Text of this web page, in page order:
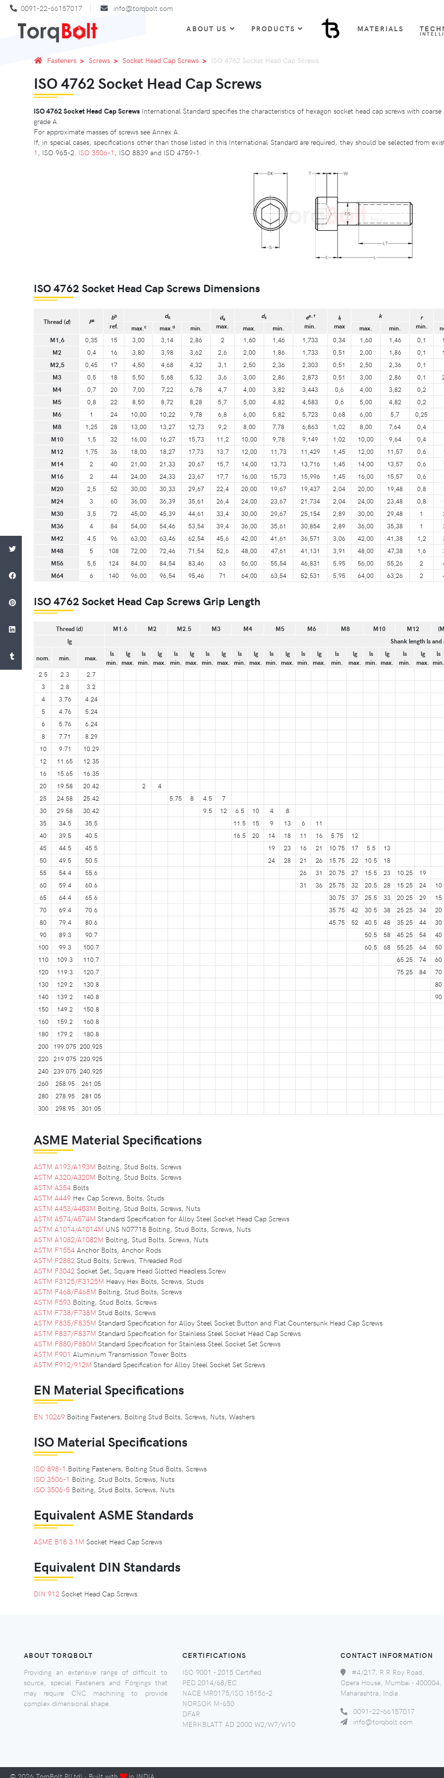
0091-22-66157017 info@torqbolt.com
ABOUT US PRODUCTS MATERIALS
Fasteners Screws Socket Head Cap Screws ISO 4762 Socket Head Cap Screws
ISO 4762 Socket Head Cap Screws
ISO 4762 Socket Head Cap ScrewsInternational Standard specifies the characteristics of hexagon socket head cap screws with
grade A.
For approximate masses of screws see Annex A.
If, in special cases, specifications other than those listed in this International Standard are required, they should be selected from
1 , ISO 965-2. ISO 3506-1 , ISO 8839 and ISO 4759-1.
ISO 4762 Socket Head Cap Screws Dimensions
Thread (d) Pa bb
ref.
dk da
max.
ds ee, f
min.
lf
max
k
r
min.
max. c max. d min. max. min. max. min.
M1,6
0,35 15 3,00 3,14 2,86 2 1,60 1,46 1,733 0,34 1,60 1,46 0,1
M2
0,4 16 3,80 3,98 3,62 2,6 2,00 1,86 1,733 0,51 2,00 1,86 0,1
M2,5
0,45 17 4,50 4,68 4,32 3,1 2,50 2,36 2,303 0,51 2,50 2,36
0,1
M3
0,5 18 5,50 5,68 5,32 3,6 3,00 2,86 2,873 0,51 3,00 2,86 0,1
M4
0,7 20 7,00 7,22 6,78 4,7 4,00 3,82 3,443 0,6 4,00 3,82
0,2
M5
0,8 22 8,50 8,72 8,28 5,7 5,00 4,82 4,583 0,6 5,00 4,82
0,2
M6
1 24 10,00 10,22 9,78 6,8 6,00 5,82 5,723 0,68 6,00 5,7
0,25
M8
1,25 28 13,00 13,27 12,73 9,2 8,00 7,78 6,863 1,02 8,00 7,64
0,4
M10
1,5 32 16,00 16,27 15,73 11,2 10,00 9,78 9,149 1,02 10,00 9,64
0,4
M12
1,75 36 18,00 18,27 17,73 13,7 12,00 11,73 11,429 1,45 12,00 11,57 0,6
M14
2 40 21,00 21,33 20,67 15,7 14,00 13,73 13,716 1,45 14,00 13,57 0,6
M16
2 44 24,00 24,33 23,67 17,7 16,00 15,73 15,996 1,45 16,00 15,57 0,6
M20
2,5 52 30,00 30,33 29,67 22,4 20,00 19,67 19,437 2,04 20,00 19,48 0,8
M24
3 60 36,00 36,39 35,61 26,4 24,00 23,67 21,734 2,04 24,00 23,48 0,8
M30
3,5 72 45,00 45,39 44,61 33,4 30,00 29,67 25,154 2,89 30,00 29,48 1
M36
4 84 54,00 54,46 53,54 39,4 36,00 35,61 30,854 2,89 36,00 35,38 1
M42
4,5 96 63,00 63,46 62,54 45,6 42,00 41,61 36,571 3,06 42,00 41,38 1,2
M48
5 108 72,00 72,46 71,54 52,6 48,00 47,61 41,131 3,91 48,00 47,38 1,6
M56
5,5 124 84,00 84,54 83,46 63 56,00 55,54 46,831 5,95 56,00 55,26 2
M64
6 140 96,00 96,54 95,46 71 64,00 63,54 52,531 5,95 64,00 63,26 2
ISO 4762 Socket Head Cap Screws Grip Length
Thread (d) M1.6 M2 M2.5 M3 M4 M5 M6 M8 M10 M12
lg
Shank length ls
nom. min. max.
ls
min.
lg
max.
ls
min.
lg
max.
ls
min.
lg
max.
ls
min.
lg
max.
ls
min.
lg
max.
ls
min.
lg
max.
ls
min.
lg
max.
ls
min.
lg
max.
ls
min.
lg
max.
ls
min.
lg
max.
ls
min.
2.5
2.3
2.7
3
2.8
3.2
4
3.76
4.24
5
4.76
5.24
6
5.76
6.24
8
7.71
8.29
10
9.71
10.29
12
11.65
12.35
16
15.65
16.35
20
19.58 20.42 2
4
25
24.58 25.42 5.75 8 4.5
7
30
29.58 30.42 9.5 12 6.5 10 4
8
35
34.5 35.5 11.5 15 9 13 6
11
40
39.5 40.5 16.5 20 14 18 11 16 5.75
12
45
44.5 45.5 19 23 16 21 10.75 17 5.5
13
50
49.5 50.5 24 28 21 26 15.75 22 10.5
18
55
54.4 55.6 26 31 20.75 27 15.5 23 10.25
19
60
59.4 60.6 31 36 25.75 32 20.5 28 15.25 24
10
65
64.4 65.6 30.75 37 25.5 33 20.25 29
15
70
69.4 70.6 35.75 42 30.5 38 25.25 34
20
80
79.4 80.6 45.75 52 40.5 48 35.25 44
30
90
89.3 90.7 50.5 58 45.25 54
40
100
99.3 100.7 60.5 68 55.25 64
50
110
109.3 110.7 65.25 74
60
120
119.3 120.7 75.25 84
70
130
129.2 130.8
80
140
139.2 140.8
90
150
149.2
150.8
160
159.2
160.8
180
179.2
180.8
200
199.075 200.925
220
219.075 220.925
240
239.075 240.925
260
258.95
261.05
280
278.95
281.05
300
298.95 301.05
ASME Material Specifications
ASTM A193/A193M Bolting, Stud Bolts, Screws
ASTM A320/A320M Bolting, Stud Bolts, Screws
ASTM A354 Bolts
ASTM A449 Hex Cap Screws, Bolts, Studs
ASTM A453/A453M Bolting, Stud Bolts, Screws, Nuts
ASTM A574/A574M Standard Specification for Alloy Steel Socket Head Cap Screws
ASTM A1014/A1014M UNS N07718 Bolting, Stud Bolts, Screws, Nuts
ASTM A1082/A1082M Bolting, Stud Bolts, Screws, Nuts
ASTM F1554 Anchor Bolts, Anchor Rods
ASTM F2882 Stud Bolts, Screws, Threaded Rod
ASTM F3042 Socket Set, Square Head Slotted Headless Screw
ASTM F3125/F3125M Heavy Hex Bolts, Screws, Studs
ASTM F468/F468M Bolting, Stud Bolts, Screws
ASTM F593 Bolting, Stud Bolts, Screws
ASTM F738/F738M Stud Bolts, Screws
ASTM F835/F835M Standard Specification for Alloy Steel Socket Button and Flat Countersunk Head Cap Screws
ASTM F837/F837M Standard Specification for Stainless Steel Socket Head Cap Screws
ASTM F880/F880M Standard Specification for Stainless Steel Socket Set Screws
ASTM F901 Aluminium Transmission Tower Bolts
ASTM F912/912M Standard Specification for Alloy Steel Socket Set Screws
EN Material Specifications
EN 10269 Bolting Fasteners, Bolting Stud Bolts, Screws, Nuts, Washers
ISO Material Specifications
ISO 898-1 Bolting Fasteners, Bolting Stud Bolts, Screws
ISO 3506-1 Bolting, Stud Bolts, Screws, Nuts
ISO 3506-5 Bolting, Stud Bolts, Screws, Nuts
Equivalent ASME Standards
ASME B18.3.1M Socket Head Cap Screws
Equivalent DIN Standards
DIN 912 Socket Head Cap Screws
ABOUT TORQBOLT
Providing an extensive range of difficult to
source, special Fasteners and Forgings that
may require CNC machining to provide
complex dimensional shape.
CERTIFICATIONS
ISO 9001 - 2015 Certified
PED 2014/68/EC
NACE MR0175/ISO 15156-2
NORSOK M-650
DFAR
MERKBLATT AD 2000 W2/W7/W10
CONTACT INFORMATION
: #4/217, R R Roy Road,
Opera House, Mumbai - 400004,
Maharashtra, India.
: 0091-22-66157017
: info@torqbolt.com
© 2026 TorqBolt P(Ltd) · Built with in INDIA.